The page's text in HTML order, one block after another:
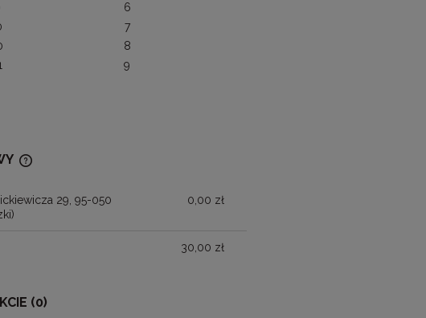
6
7
8
9
CENA NIE ZAWIERA EWENTUALNYCH
29, 95-050
0,00 zł
30,00 zł
(0)